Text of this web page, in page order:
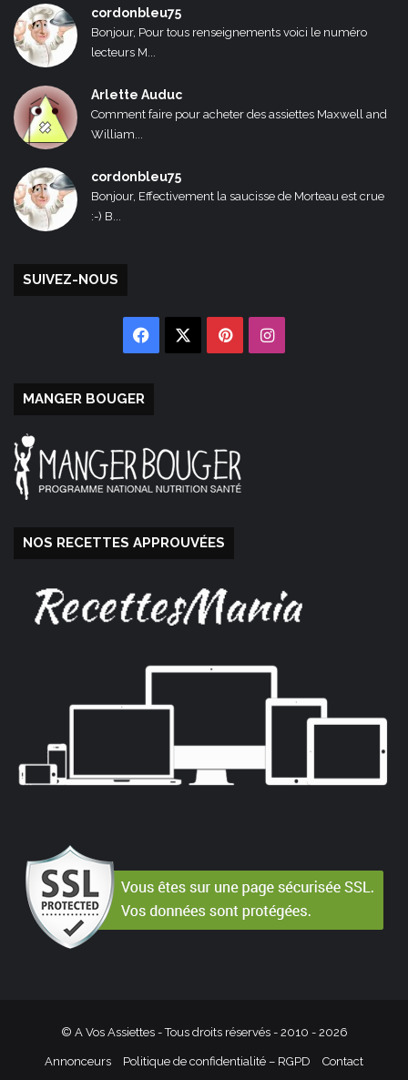
cordonbleu75
Bonjour, Pour tous renseignements voici le numéro
lecteurs M...
Arlette Auduc
Comment faire pour acheter des assiettes Maxwell and
William...
cordonbleu75
Bonjour, Effectivement la saucisse de Morteau est crue
:-) B...
SUIVEZ-NOUS
Facebook PinterestInstagram
MANGER BOUGER
NOS RECETTES APPROUVÉES
© A Vos Assiettes - Tous droits réservés - 2010 - 2026
Annonceurs Politique de confidentialité – RGPD Contact